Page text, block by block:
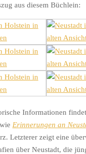
aus diesem Büchlein:
Informationen
Erinnerungen an
Letzterer zeigt eine
über Neustadt, die